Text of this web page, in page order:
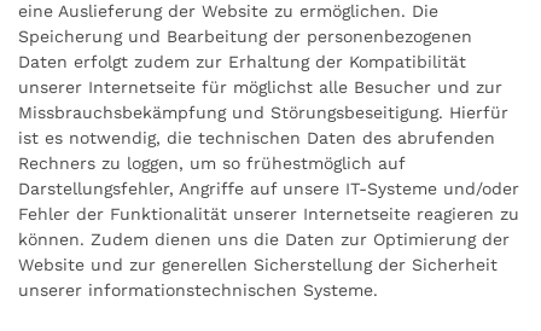
eine Auslieferung der Website zu ermöglichen. Die
Speicherung und Bearbeitung der personenbezogenen
Daten erfolgt zudem zur Erhaltung der Kompatibilität
unserer Internetseite für möglichst alle Besucher und zur
Missbrauchsbekämpfung und Störungsbeseitigung. Hierfür
ist es notwendig, die technischen Daten des abrufenden
Rechners zu loggen, um so frühestmöglich auf
Darstellungsfehler, Angriffe auf unsere IT-Systeme und/oder
Fehler der Funktionalität unserer Internetseite reagieren zu
können. Zudem dienen uns die Daten zur Optimierung der
Website und zur generellen Sicherstellung der Sicherheit
unserer informationstechnischen Systeme.